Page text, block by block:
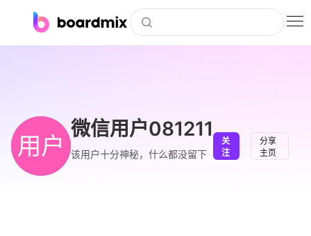
下载
会员
企业服务
用户
微信用户081211
该用户十分神秘，什么都没留下
关
注
分享
主页